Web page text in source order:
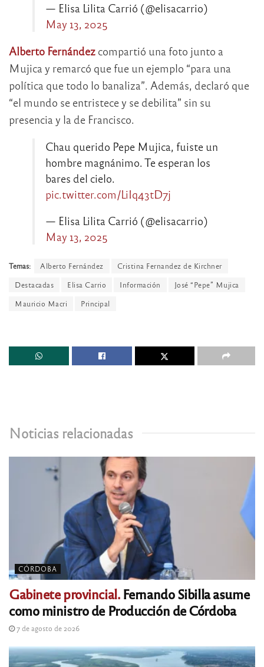
— Elisa Lilita Carrió (@elisacarrio)
May 13, 2025
Alberto Fernández compartió una foto junto a
Mujica y remarcó que fue un ejemplo “para una
política que todo lo banaliza”. Además, declaró que
“el mundo se entristece y se debilita” sin su
presencia y la de Francisco.
Chau querido Pepe Mujica, fuiste un
hombre magnánimo. Te esperan los
bares del cielo.
pic.twitter.com/LiIq43tD7j
— Elisa Lilita Carrió (@elisacarrio)
May 13, 2025
Temas: Alberto Fernández
Cristina Fernandez de Kirchner
Destacadas
Elisa Carrio Información
José “Pepe” Mujica
Mauricio Macri
Principal
Noticias relacionadas
CÓRDOBA
Gabinete provincial.Fernando Sibilla asume
como ministro de Producción de Córdoba
7 de agosto de 2026